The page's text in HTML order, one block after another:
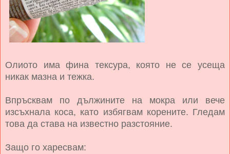
Олиото има фина тексура, която не се усеща
никак мазна и тежка.
Впръсквам по дължините на мокра или вече
изсъхнала коса, като избягвам корените. Гледам
това да става на известно разстояние.
Защо го харесвам: